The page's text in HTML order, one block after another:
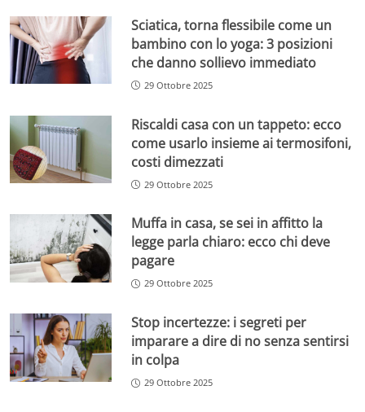
Sciatica, torna flessibile come un
bambino con lo yoga: 3 posizioni
che danno sollievo immediato
29 Ottobre 2025
Riscaldi casa con un tappeto: ecco
come usarlo insieme ai termosifoni,
costi dimezzati
29 Ottobre 2025
Muffa in casa, se sei in affitto la
legge parla chiaro: ecco chi deve
pagare
29 Ottobre 2025
Stop incertezze: i segreti per
imparare a dire di no senza sentirsi
in colpa
29 Ottobre 2025